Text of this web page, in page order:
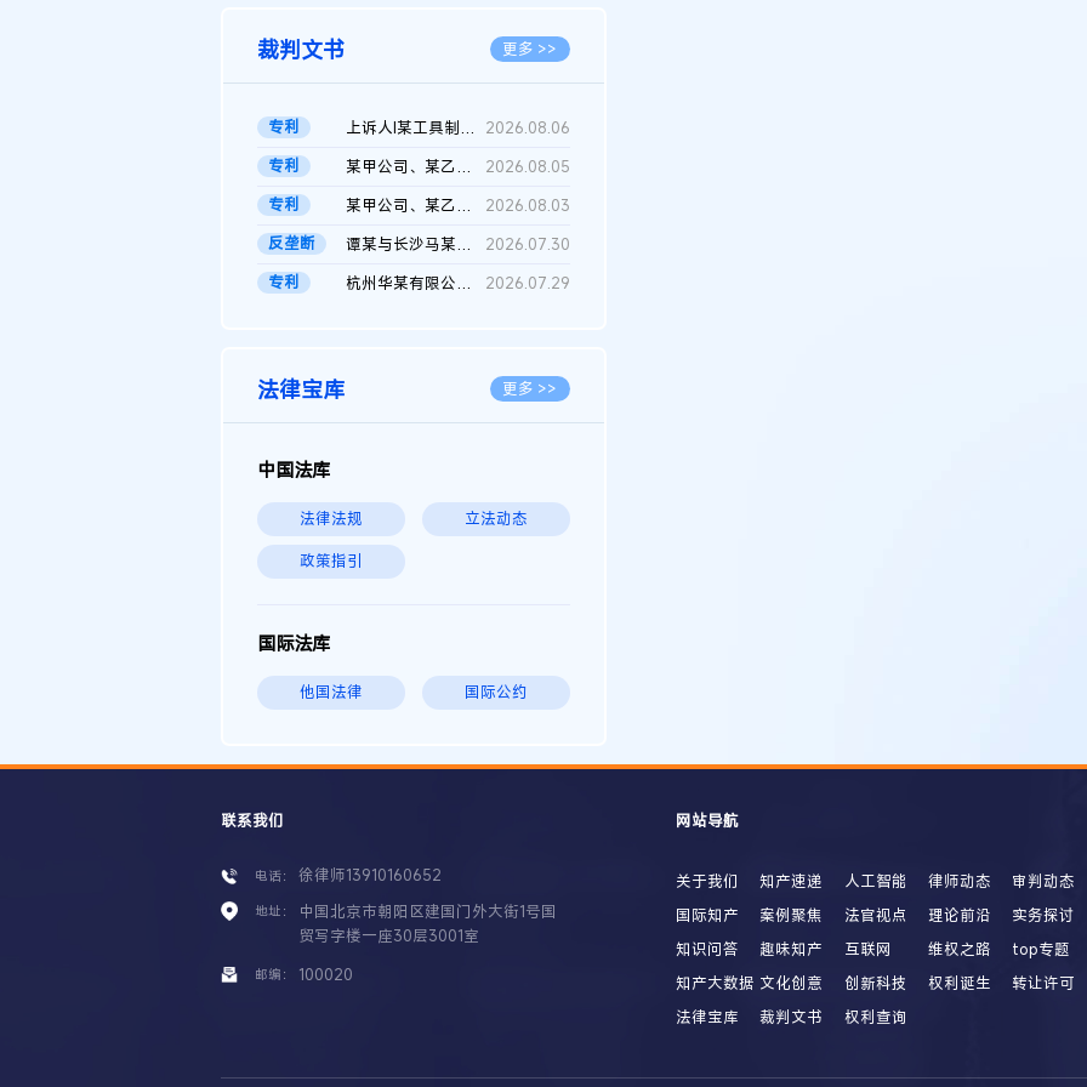
裁判文书 更多 >>
专利 上诉人I某工具制品有限公司与被上诉人程某及一审被告中华人民共和...
2026.08.06
专利
某甲公司、某乙公司、某丙公司申请诉前行为保全复议裁定书
2026.08.05
专利
某甲公司、某乙公司、官某与某丙公司专利申请权权属纠纷 二审判决...
2026.08.03
反垄断
谭某与长沙马某堆农产品股份有限公司滥用市场支配地位纠纷二审裁...
2026.07.30
专利
杭州华某有限公司与菲某有限公司侵害发明专利权纠纷 2026.07.29
法律宝库 更多 >>
中国法库
法律法规 立法动态
政策指引
国际法库
他国法律 国际公约
联系我们
电话： 徐律师13910160652
地址：
中国北京市朝阳区建国门外大街1号国
贸写字楼一座30层3001室
邮编： 100020
网站导航
关于我们 知产速递 人工智能 律师动态
审判动态
国际知产
案例聚焦 法官视点 理论前沿
实务探讨
知识问答
趣味知产 互联网 维权之路
top专题
知产大数据 文化创意 创新科技 权利诞生
转让许可
法律宝库
裁判文书 权利查询